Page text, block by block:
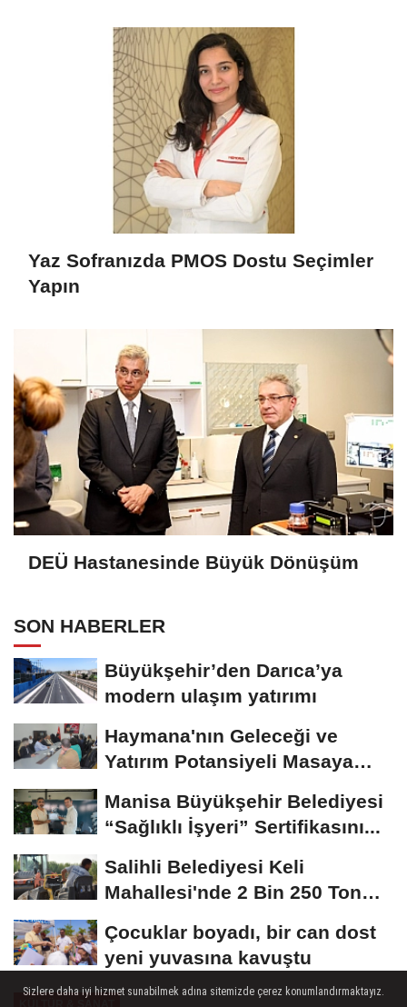
Yaz Sofranızda PMOS Dostu Seçimler
Yapın
DEÜ Hastanesinde Büyük Dönüşüm
SON HABERLER
Büyükşehir’den Darıca’ya
modern ulaşım yatırımı
Haymana'nın Geleceği ve
Yatırım Potansiyeli Masaya
Manisa Büyükşehir Belediyesi
“Sağlıklı İşyeri” Sertifikasını...
Salihli Belediyesi Keli
Mahallesi'nde 2 Bin 250 Ton
Çocuklar boyadı, bir can dost
yeni yuvasına kavuştu
Sizlere daha iyi hizmet sunabilmek adına sitemizde çerez konumlandırmaktayız.